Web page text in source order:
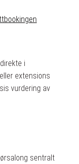
i
extensions
vurdering av
sentralt